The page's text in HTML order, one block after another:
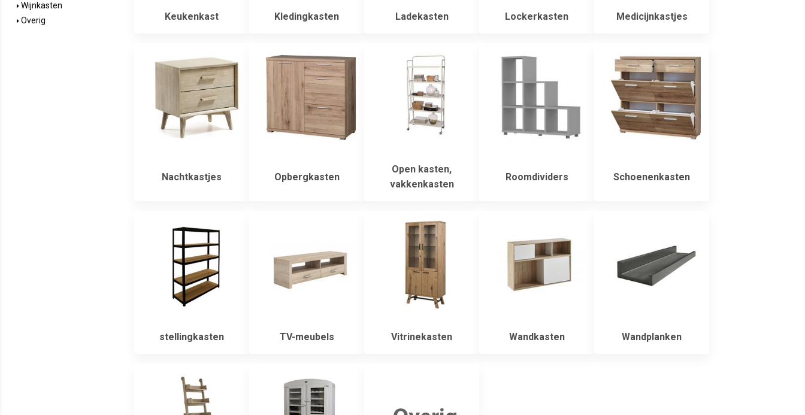
Wijnkasten
Overig
Keukenkast Kledingkasten Ladekasten Lockerkasten Medicijnkastjes
Nachtkastjes Opbergkasten
Open kasten,
vakkenkasten
Roomdividers Schoenenkasten
stellingkasten TV-meubels Vitrinekasten Wandkasten Wandplanken